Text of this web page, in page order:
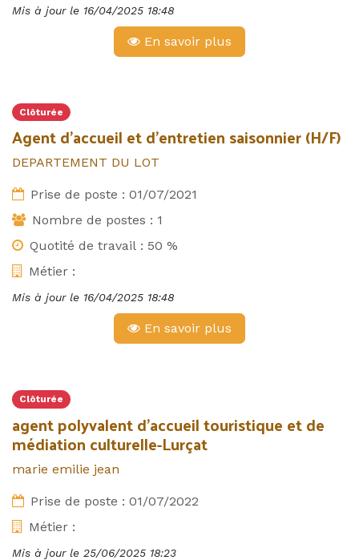
Mis à jour le 16/04/2025 18:48
En savoir plus
Clôturée
Agent d’accueil et d’entretien saisonnier (H/F)
DEPARTEMENT DU LOT
Prise de poste : 01/07/2021
Nombre de postes : 1
Quotité de travail : 50 %
Métier :
Mis à jour le 16/04/2025 18:48
En savoir plus
Clôturée
agent polyvalent d'accueil touristique et de
médiation culturelle-Lurçat
marie emilie jean
Prise de poste : 01/07/2022
Métier :
Mis à jour le 25/06/2025 18:23